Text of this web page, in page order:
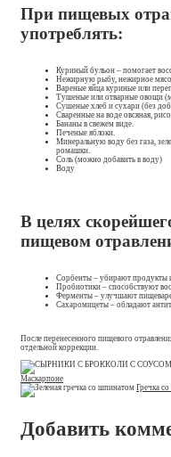
При пищевых
употреблять:
Куриный бульон – помогает
Нежирную рыбу, нежирное
Вареные яйца куриные или
Тушеные или отварные овощи
Сушеные хлеб и сухари (без
Сваренные на воде овсяная,
Бананы в свежем виде.
Печеные яблоки.
Минеральную воду без газа,
ромашки.
Соль (можно добавить в воду)
Воду
В целях
пищевом
Сорбенты – убирают продукты
Пробиотики – способствуют
Ферменты – улучшают
Сахаромицеты – обладают
После перенесенного пищевого
отдельной коррекции.
Маскарпоне
Гречка
Добавить